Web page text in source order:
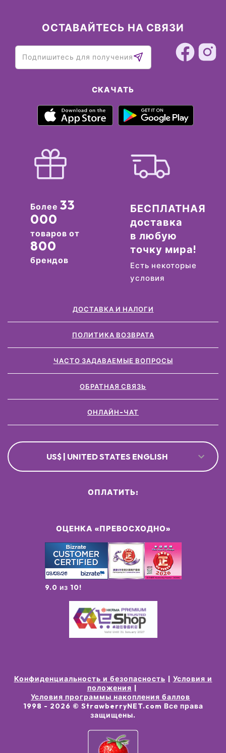
ОСТАВАЙТЕСЬ НА СВЯЗИ
СКАЧАТЬ
Более 33
000
товаров от
800
брендов
БЕСПЛАТНАЯ
доставка
в любую
точку мира!
Есть некоторые
условия
ДОСТАВКА И НАЛОГИ
ПОЛИТИКА ВОЗВРАТА
ЧАСТО ЗАДАВАЕМЫЕ ВОПРОСЫ
ОБРАТНАЯ СВЯЗЬ
ОНЛАЙН-ЧАТ
US$ | UNITED STATES ENGLISH
ОЦЕНКА «ПРЕВОСХОДНО»
9.0 из 10!
ОПЛАТИТЬ:
Конфиденциальность и безопасность
Условия и
положения
Условия программы накопления баллов
1998 - 2026 © StrawberryNET.com Все права
защищены.